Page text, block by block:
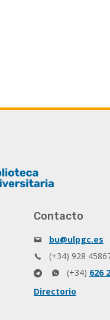
Contacto
bu@ulpgc.es
(+34) 928
(+34) 626
Directorio